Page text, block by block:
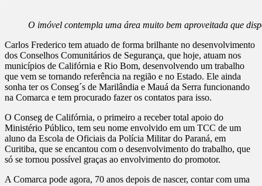
O imóvel contempla uma área muito bem aproveitada que
Carlos Frederico tem atuado de forma brilhante no desenvolvimento
dos Conselhos Comunitários de Segurança, que hoje, atuam nos
municípios de Califórnia e Rio Bom, desenvolvendo um trabalho
que vem se tornando referência na região e no Estado. Ele ainda
sonha ter os Conseg´s de Marilândia e Mauá da Serra funcionando
na Comarca e tem procurado fazer os contatos para isso.
O Conseg de Califórnia, o primeiro a receber total apoio do
Ministério Público, tem seu nome envolvido em um TCC de um
aluno da Escola de Oficiais da Polícia Militar do Paraná, em
Curitiba, que se encantou com o desenvolvimento do trabalho, que
só se tornou possível graças ao envolvimento do promotor.
A Comarca pode agora, 70 anos depois de nascer, contar com uma